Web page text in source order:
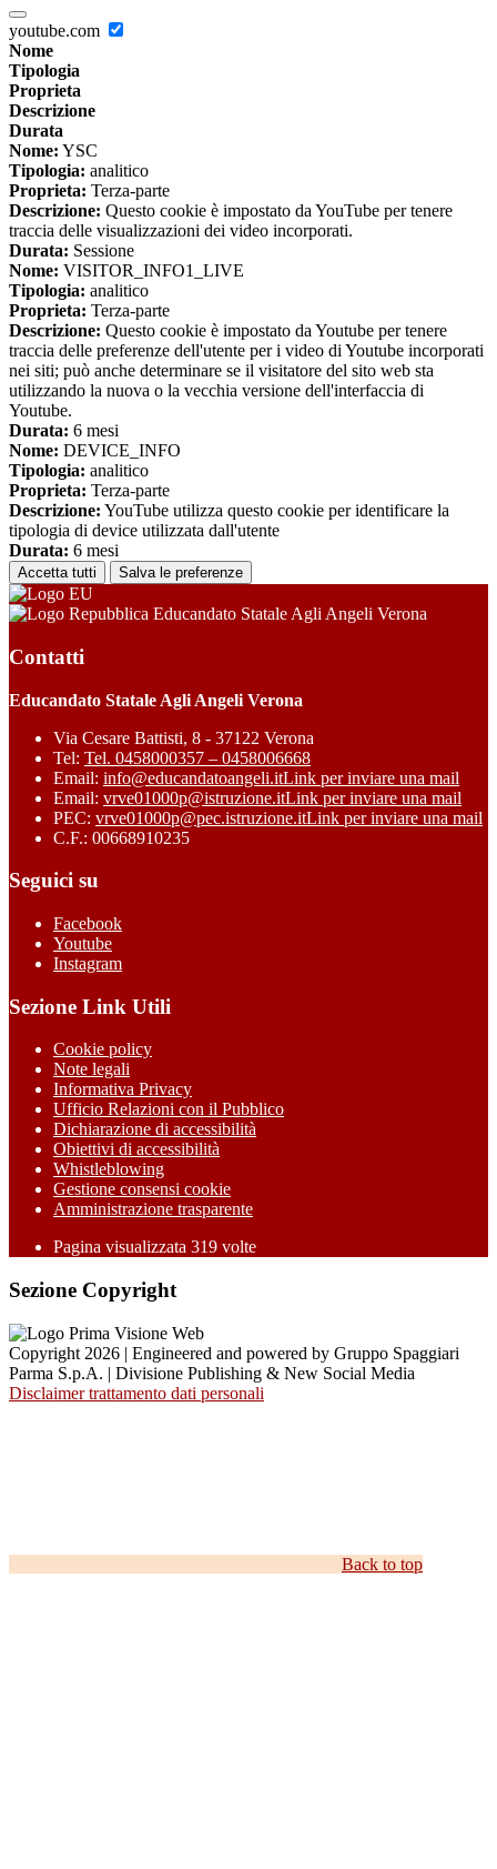
youtube.com
Nome
Tipologia
Proprieta
Descrizione
Durata
Nome: YSC
Tipologia: analitico
Proprieta: Terza-parte
Descrizione: Questo cookie è impostato da YouTube per tenere
traccia delle visualizzazioni dei video incorporati.
Durata: Sessione
Nome: VISITOR_INFO1_LIVE
Tipologia: analitico
Proprieta: Terza-parte
Descrizione: Questo cookie è impostato da Youtube per tenere
traccia delle preferenze dell'utente per i video di Youtube incorporati
nei siti; può anche determinare se il visitatore del sito web sta
utilizzando la nuova o la vecchia versione dell'interfaccia di
Youtube.
Durata: 6 mesi
Nome: DEVICE_INFO
Tipologia: analitico
Proprieta: Terza-parte
Descrizione: YouTube utilizza questo cookie per identificare la
tipologia di device utilizzata dall'utente
Durata: 6 mesi
Accetta tutti Salva le preferenze
Educandato Statale Agli Angeli Verona
Contatti
Educandato Statale Agli Angeli Verona
Via Cesare Battisti, 8 - 37122 Verona
Tel: Tel. 0458000357 – 0458006668
Email: info@educandatoangeli.itLink per inviare una mail
Email: vrve01000p@istruzione.itLink per inviare una mail
PEC: vrve01000p@pec.istruzione.itLink per inviare una mail
C.F.: 00668910235
Seguici su
Facebook
Youtube
Instagram
Sezione Link Utili
Cookie policy
Note legali
Informativa Privacy
Ufficio Relazioni con il Pubblico
Dichiarazione di accessibilità
Obiettivi di accessibilità
Whistleblowing
Gestione consensi cookie
Amministrazione trasparente
Pagina visualizzata 319 volte
Sezione Copyright
Copyright 2026 | Engineered and powered by Gruppo Spaggiari
Parma S.p.A. | Divisione Publishing & New Social Media
Disclaimer trattamento dati personali
Back to top